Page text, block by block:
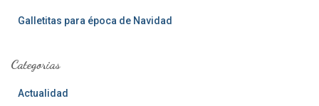
Galletitas para época de Navidad
Categorias
Actualidad